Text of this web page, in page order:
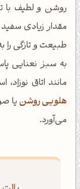
روشن و لطیف با
مقدار زیادی
طبیعت و تازگی را
به سبز نعنایی
مانند اتاق
هلویی روشنیا
می‌آورد.